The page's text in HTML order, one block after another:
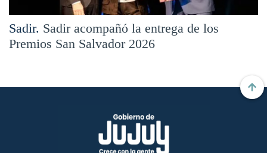
Sadir. Sadir acompañó la entrega de los
Premios San Salvador 2026